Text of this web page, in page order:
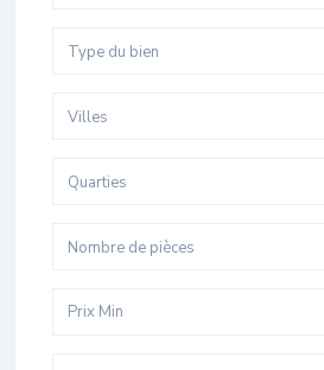
Type du bien
Villes
Quarties
Nombre de pièces